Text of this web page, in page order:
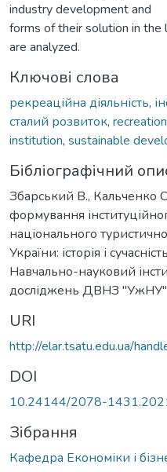
industry development and
forms of their solution in
are analyzed.
Ключові слова
рекреаційна діяльність,
сталий розвиток,
institution, sustainable
Бібліографічний
Збарський В., Кальченко
формування
національного
України: історія і
Навчально-науковий
досліджень ДВНЗ
URI
http://elar.tsatu.edu.ua/
DOI
10.24144/2078-
Зібрання
Кафедра Економіки і